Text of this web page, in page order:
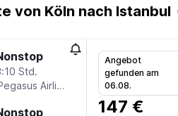
von Köln nach Istanbul
Std.
Airlines
Angebot
gefunden am
06.08.
147 €